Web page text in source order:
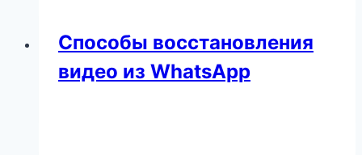
Способы восстановления
видео из WhatsApp